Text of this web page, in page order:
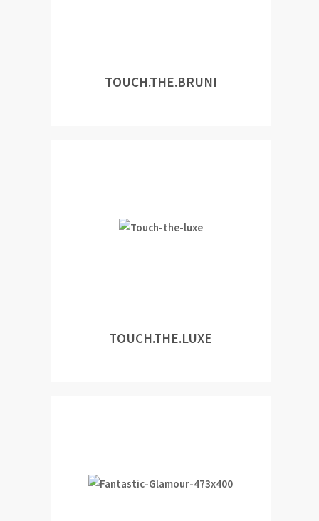
TOUCH.THE.BRUNI
TOUCH.THE.LUXE